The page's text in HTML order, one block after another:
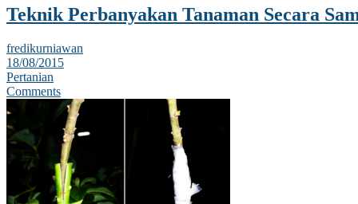
Teknik Perbanyakan Tanaman Secara
fredikurniawan
18/08/2015
Pertanian
Comments